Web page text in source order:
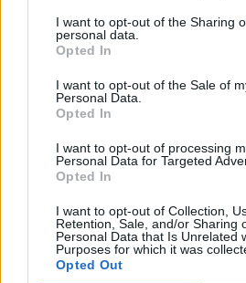
I want to opt-out of the Sharing
personal data.
Opted In
I want to opt-out of the Sale of
Personal Data.
Opted In
I want to opt-out of processing
Personal Data for Targeted
Opted In
I want to opt-out of Collection,
Retention, Sale, and/or Sharing
Personal Data that Is Unrelated
Purposes for which it was
Opted Out
composante du cheveu.
Les acides gras essentiels
graines de lin ou de chia) :
et brillance.
pousse et lutter contre la
L’eau: boire suffisamment
bonne hydratation du cuir
Si vous remarquez une chute
ou persistante, n’hésitez pas à